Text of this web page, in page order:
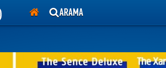
Ayvalık, ören , tekirova, her şey dahil, kiralık villa.
,hurgada,kahire,luxor
ARAMA